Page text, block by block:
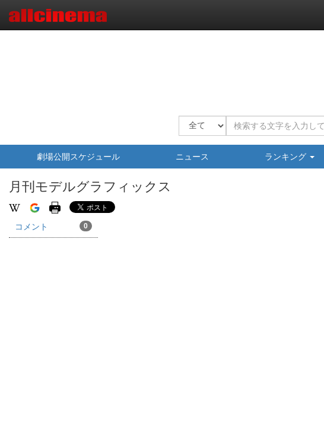
劇場公開スケジュール ニュース ランキング
月刊モデルグラフィックス
コメント 0